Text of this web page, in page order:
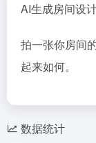
AI生成房间设
拍一张你房间
起来如何。
数据统计